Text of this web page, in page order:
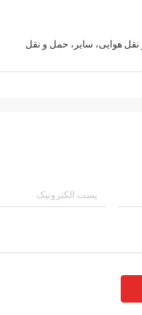
نقل هوایی، سایر، حمل و نقل